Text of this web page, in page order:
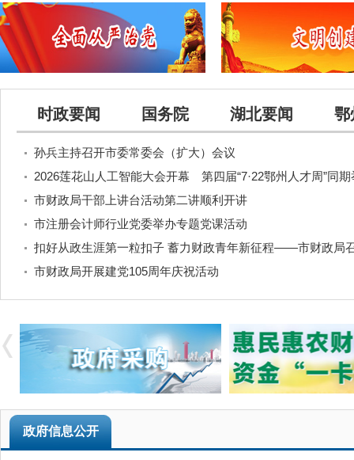
时政要闻 国务院 湖北要闻 鄂
孙兵主持召开市委常委会（扩大）会议
2026莲花山人工智能大会开幕 第四届“7·22鄂州人才周”同期
市财政局干部上讲台活动第二讲顺利开讲
市注册会计师行业党委举办专题党课活动
扣好从政生涯第一粒扣子 蓄力财政青年新征程——市财政局
市财政局开展建党105周年庆祝活动
政府信息公开